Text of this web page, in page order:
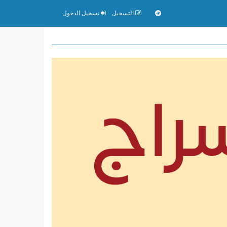
التسجيل تسجيل الدخول